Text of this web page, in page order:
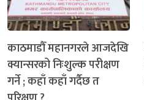
काठमाडौँ महानगरले आजदेखि
क्यान्सरको निःशुल्क परीक्षण
गर्ने ; कहाँ कहाँ गर्दैछ त